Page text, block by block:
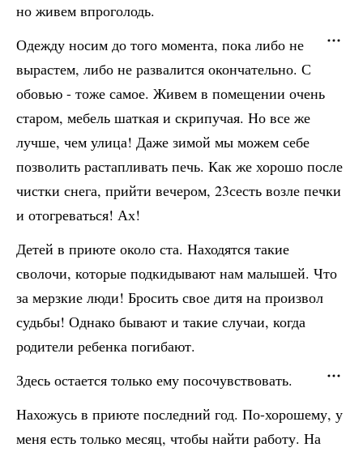
но живем впроголодь.
Одежду носим до того момента, пока либо не
вырастем, либо не развалится окончательно. С
обовью - тоже самое. Живем в помещении очень
старом, мебель шаткая и скрипучая. Но все же
лучше, чем улица! Даже зимой мы можем себе
позволить растапливать печь. Как же хорошо после
чистки снега, прийти вечером, 23сесть возле печки
и отогреваться! Ах!
Детей в приюте около ста. Находятся такие
сволочи, которые подкидывают нам малышей. Что
за мерзкие люди! Бросить свое дитя на произвол
судьбы! Однако бывают и такие случаи, когда
родители ребенка погибают.
Здесь остается только ему посочувствовать.
Нахожусь в приюте последний год. По-хорошему, у
меня есть только месяц, чтобы найти работу. На